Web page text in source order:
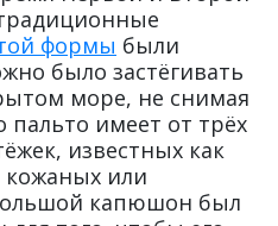
формы были
было застёгивать
море, не снимая
имеет от трёх
известных как
или
капюшон был